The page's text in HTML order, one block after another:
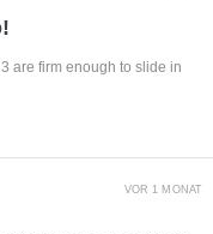
are firm enough to slide in
VOR 1 MONAT